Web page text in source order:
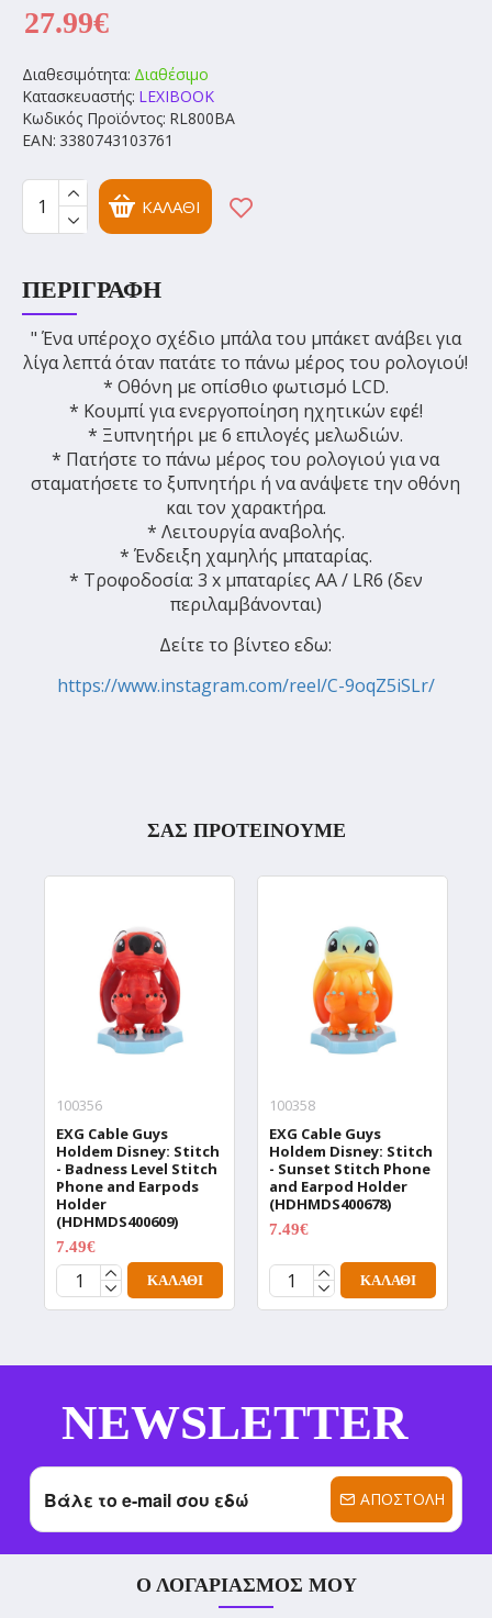
Διαθεσιμότητα: Διαθέσιμο
Κατασκευαστής: LEXIBOOK
Κωδικός Προϊόντος: RL800BA
EAN: 3380743103761
27.99€
ΚΑΛΆΘΙ
ΠΕΡΙΓΡΑΦΉ
" Ένα υπέροχο σχέδιο μπάλα του μπάκετ ανάβει για
λίγα λεπτά όταν πατάτε το πάνω μέρος του ρολογιού!
* Οθόνη με οπίσθιο φωτισμό LCD.
* Κουμπί για ενεργοποίηση ηχητικών εφέ!
* Ξυπνητήρι με 6 επιλογές μελωδιών.
* Πατήστε το πάνω μέρος του ρολογιού για να
σταματήσετε το ξυπνητήρι ή να ανάψετε την οθόνη
και τον χαρακτήρα.
* Λειτουργία αναβολής.
* Ένδειξη χαμηλής μπαταρίας.
* Τροφοδοσία: 3 x μπαταρίες AA / LR6 (δεν
περιλαμβάνονται)
Δείτε το βίντεο εδω:
https://www.instagram.com/reel/C-9oqZ5iSLr/
ΣΑΣ ΠΡΟΤΕΙΝΟΥΜΕ
100356
EXG Cable Guys
Holdem Disney: Stitch
- Badness Level Stitch
Phone and Earpods
Holder
(HDHMDS400609)
7.49€
ΚΑΛΆΘΙ
100358
EXG Cable Guys
Holdem Disney: Stitch
- Sunset Stitch Phone
and Earpod Holder
(HDHMDS400678)
7.49€
ΚΑΛΆΘΙ
NEWSLETTER
ΑΠΟΣΤΟΛΉ
Ο ΛΟΓΑΡΙΑΣΜΌΣ ΜΟΥ